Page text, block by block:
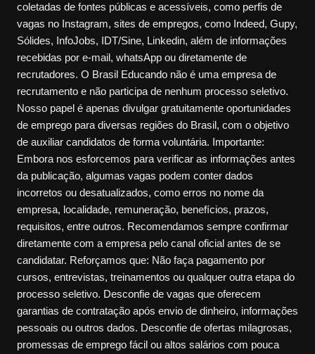
coletadas de fontes públicas e acessíveis, como perfis de
vagas no Instagram, sites de empregos, como Indeed, Gupy,
Sólides, InfoJobs, IDT/Sine, Linkedin, além de informações
recebidas por e-mail, whatsApp ou diretamente de
recrutadores. O Brasil Educando não é uma empresa de
recrutamento e não participa de nenhum processo seletivo.
Nosso papel é apenas divulgar gratuitamente oportunidades
de emprego para diversas regiões do Brasil, com o objetivo
de auxiliar candidatos de forma voluntária. Importante:
Embora nos esforcemos para verificar as informações antes
da publicação, algumas vagas podem conter dados
incorretos ou desatualizados, como erros no nome da
empresa, localidade, remuneração, benefícios, prazos,
requisitos, entre outros. Recomendamos sempre confirmar
diretamente com a empresa pelo canal oficial antes de se
candidatar. Reforçamos que: Não faça pagamento por
cursos, entrevistas, treinamentos ou qualquer outra etapa do
processo seletivo. Desconfie de vagas que oferecem
garantias de contratação após envio de dinheiro, informações
pessoais ou outros dados. Desconfie de ofertas milagrosas,
promessas de emprego fácil ou altos salários com pouca